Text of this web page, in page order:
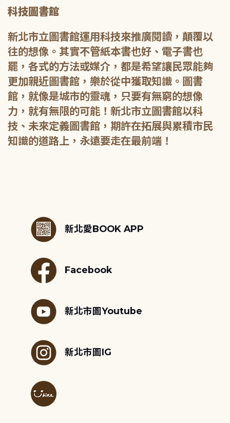
科技圖書館
新北市立圖書館運用科技來推廣閱讀，顛覆以
往的想像。其實不管紙本書也好、電子書也
罷，各式的方法或媒介，都是希望讓民眾能夠
更加親近圖書館，樂於從中獲取知識。圖書
館，就像是城市的靈魂，只要有無窮的想像
力，就有無限的可能！新北市立圖書館以科
技、未來定義圖書館，期許在拓展與累積市民
知識的道路上，永遠要走在最前端！
新北愛BOOK APP
Facebook
新北市圖Youtube
新北市圖IG